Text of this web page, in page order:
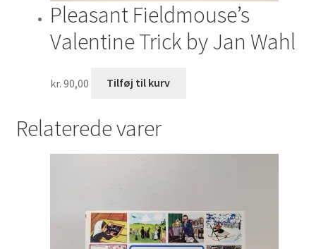
Pleasant Fieldmouse’s
Valentine Trick by Jan Wahl
kr. 90,00 Tilføj til kurv
Relaterede varer